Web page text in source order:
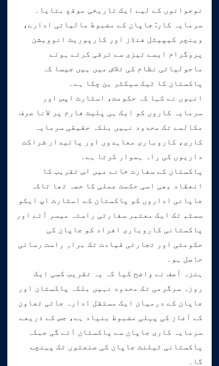
نوجوانوں کے لیے ایک تاریخی موقع بتایا۔
سرمایہ کار: جاپان کے مضبوط مالیاتی ادارے،
وینچر کیپیٹل فنڈز اور کارپوریٹ انوویشن
پروگرام ایسے تیزی سے ترقی کرتے ہوئے
ماحولیاتی نظام کی تلاش میں ہیں جیسا کہ
پاکستان کا ٹیک سیکٹر بن چکا ہے۔
انہوں نے کہا کہ حکومت، اسٹارٹ اپس اور
سرمایہ کاروں کو ایک ہی پلیٹ فارم پر لانا صرف
مکالمے تک محدود نہیں بلکہ حقیقی سرمایہ
کاری، کاروباری معاہدوں اور پائیدار شراکت
داریوں کی راہ ہموار کرتا ہے۔
پاکستان کے سفارت خانے میں اس تقریب کا
انعقاد بھی اسی حکمت عملی کا حصہ تھا تاکہ
جاپانی اداروں کو پاکستان کے اسٹارٹ اپ ایکو
سسٹم تک ایک معتبر سفارتی راستہ میسر آئے اور
پاکستانی کاروباری افراد کو جاپان کی
حکومتی اور تجارتی قیادت تک براہِ راست رسائی
حاصل ہو۔
ہنزہ آصف نے واضح کیا کہ یہ تقریب کسی ایک
روزہ سرگرمی تک محدود نہیں بلکہ پاکستان اور
جاپان کے درمیان ایک مستقل ادارہ جاتی تعاون
کے آغاز کی پہلی مضبوط بنیاد ہے، جس کے ذریعے
سرمایہ کاری جاپان سے پاکستان آئے گی جبکہ
پاکستانی ٹیلنٹ جاپان کی صنعتوں تک پہنچے
گا۔